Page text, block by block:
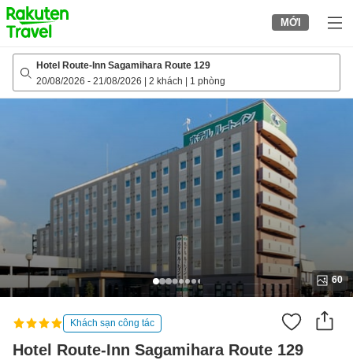
to
top
page
MỚI
Hotel Route-Inn Sagamihara Route 129
20/08/2026 - 21/08/2026 2 khách 1 phòng
60
Khách sạn công tác
Hotel Route-Inn Sagamihara Route 129